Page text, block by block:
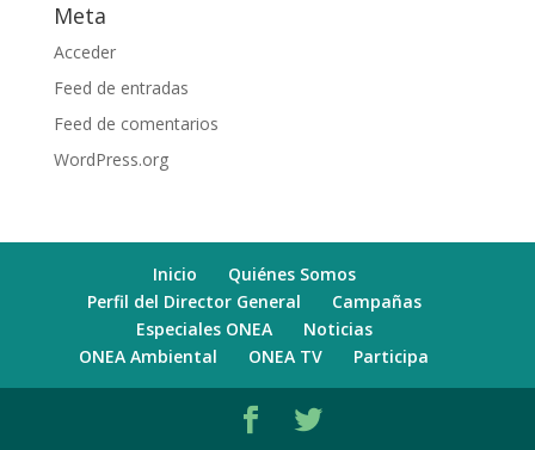
Meta
Acceder
Feed de entradas
Feed de comentarios
WordPress.org
Inicio
Quiénes Somos
Perfil del Director General
Campañas
Especiales ONEA
Noticias
ONEA Ambiental
ONEA TV Participa